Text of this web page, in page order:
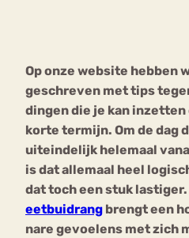
Op onze website hebben
geschreven met tips
dingen die je kan inzetten
korte termijn. Om de dag
uiteindelijk helemaal
is dat allemaal heel
dat toch een stuk
eetbuidrang brengt een
nare gevoelens met zich
mia
Nerv
osa
Eetstoornis
Eetbuien Piekeren
Orthorexia
Afvallen